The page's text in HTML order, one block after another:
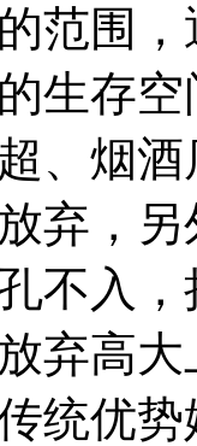
范围
生存
、烟
弃，
不入
弃高
统优